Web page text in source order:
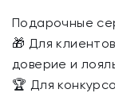
Подарочные
🎁 Для
доверие и
🏆 Для